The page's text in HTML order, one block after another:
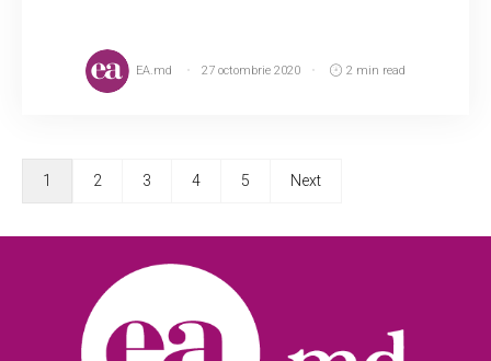
EA.md 27 octombrie 2020 2 min read
1 2 3 4 5 Next